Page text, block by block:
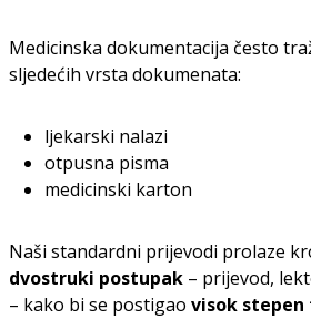
Medicinska dokumentacija često
sljedećih vrsta dokumenata:
ljekarski nalazi
otpusna pisma
medicinski karton
Naši standardni prijevodi prolaze
dvostruki postupak – prijevod,
– kako bi se postigao visok